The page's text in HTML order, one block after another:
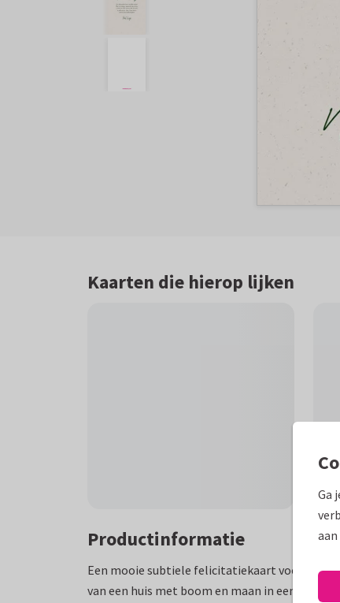
Kaarten die hierop lijken
Productinformatie
Een mooie subtiele felicitatiekaart voor een
van een huis met boom en maan in een
Ga